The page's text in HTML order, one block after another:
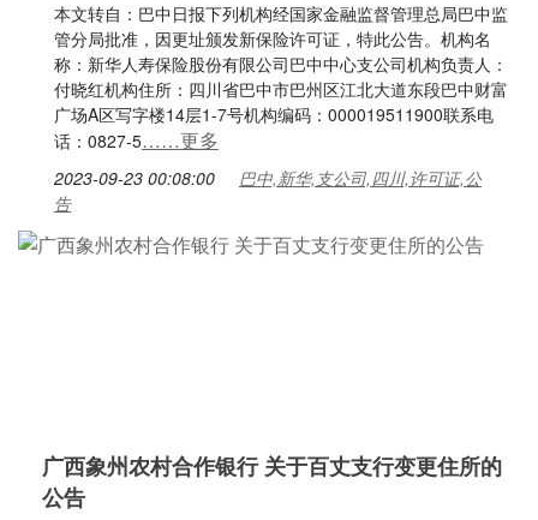
本文转自：巴中日报下列机构经国家金融监督管理总局巴中监
管分局批准，因更址颁发新保险许可证，特此公告。机构名
称：新华人寿保险股份有限公司巴中中心支公司机构负责人：
付晓红机构住所：四川省巴中市巴州区江北大道东段巴中财富
广场A区写字楼14层1-7号机构编码：000019511900联系电
话：0827-5……更多
2023-09-23 00:08:00
巴中,新华,支公司,四川,许可证,公
告
广西象州农村合作银行 关于百丈支行变更住所的
公告